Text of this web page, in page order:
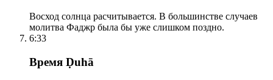
Восход солнца расчитывается. В большинстве случаев
молитва Фаджр была бы уже слишком поздно.
6:33
Время Ḍuhā